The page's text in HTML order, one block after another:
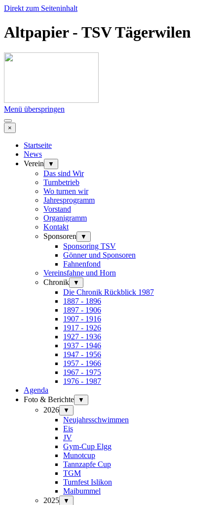
Direkt zum Seiteninhalt
Altpapier - TSV Tägerwilen
Menü überspringen
×
Startseite
News
Verein
▼
Das sind Wir
Turnbetrieb
Wo turnen wir
Jahresprogramm
Vorstand
Organigramm
Kontakt
Sponsoren
▼
Sponsoring TSV
Gönner und Sponsoren
Fahnenfond
Vereinsfahne und Horn
Chronik
▼
Die Chronik Rückblick 1987
1887 - 1896
1897 - 1906
1907 - 1916
1917 - 1926
1927 - 1936
1937 - 1946
1947 - 1956
1957 - 1966
1967 - 1975
1976 - 1987
Agenda
Foto & Berichte
▼
2026 ▼
Neujahrsschwimmen
Eis
JV
Gym-Cup Elgg
Munotcup
Tannzapfe Cup
TGM
Turnfest Islikon
Maibummel
2025
▼